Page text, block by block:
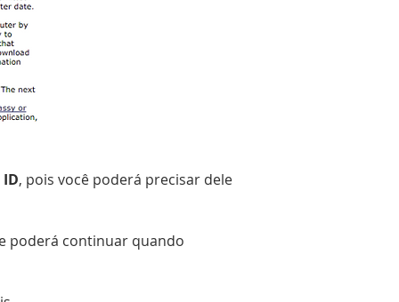
, pois você poderá precisar dele
poderá continuar quando